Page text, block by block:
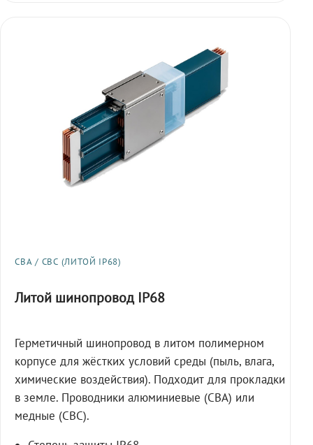
СВА / СВС (ЛИТОЙ IP68)
Литой шинопровод IP68
Герметичный шинопровод в литом полимерном
корпусе для жёстких условий среды (пыль, влага,
химические воздействия). Подходит для прокладки
в земле. Проводники алюминиевые (СВА) или
медные (СВС).